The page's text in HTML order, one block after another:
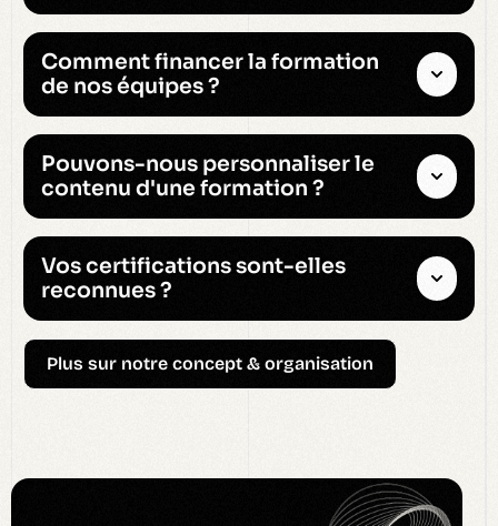
Comment financer la formation
de nos équipes ?
Pouvons-nous personnaliser le
contenu d'une formation ?
Vos certifications sont-elles
reconnues ?
Plus sur notre concept & organisation